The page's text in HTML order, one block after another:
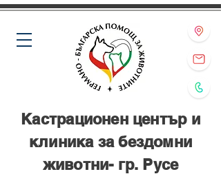
Кастрационен център и
клиника за бездомни
животни- гр. Русе